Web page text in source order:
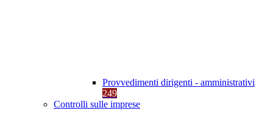
Provvedimenti dirigenti - amministrativi
249
Controlli sulle imprese